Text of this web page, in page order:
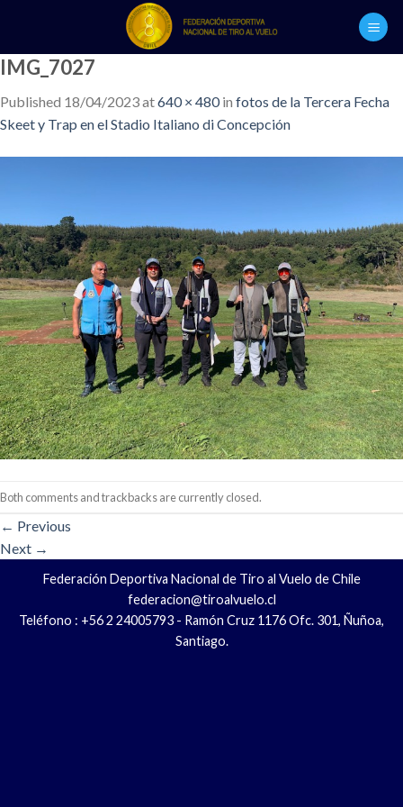
content
IMG_7027
Published 18/04/2023at640 × 480in fotos de la Tercera Fecha
Skeet y Trap en el Stadio Italiano di Concepción
Both comments and trackbacks are currently closed.
← Previous
Next →
Federación Deportiva Nacional de Tiro al Vuelo de Chile
federacion@tiroalvuelo.cl
Teléfono : +56 2 24005793 - Ramón Cruz 1176 Ofc. 301, Ñuñoa,
Santiago.